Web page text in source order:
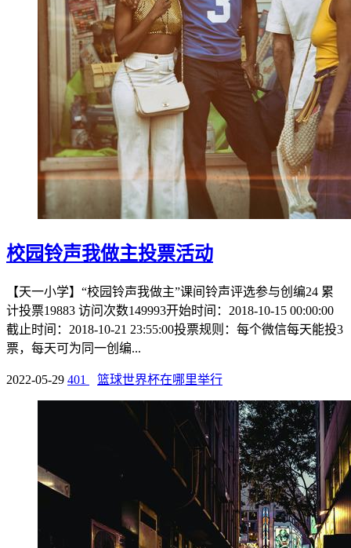
校园铃声我做主投票活动
【天一小学】“校园铃声我做主”课间铃声评选参与创编24 累
计投票19883 访问次数149993开始时间：2018-10-15 00:00:00
截止时间：2018-10-21 23:55:00投票规则：每个微信每天能投3
票，每天可为同一创编...
2022-05-29 401 篮球世界杯在哪里举行